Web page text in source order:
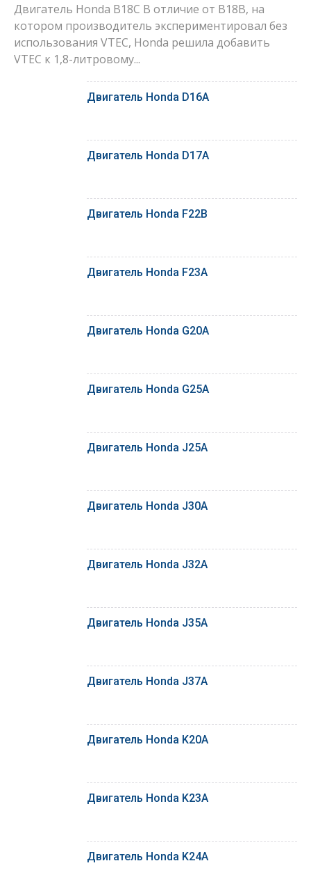
Двигатель Honda B18C В отличие от B18B, на
котором производитель экспериментировал без
использования VTEC, Honda решила добавить
VTEC к 1,8-литровому...
Двигатель Honda D16A
Двигатель Honda D17A
Двигатель Honda F22B
Двигатель Honda F23A
Двигатель Honda G20A
Двигатель Honda G25A
Двигатель Honda J25A
Двигатель Honda J30A
Двигатель Honda J32A
Двигатель Honda J35A
Двигатель Honda J37A
Двигатель Honda K20A
Двигатель Honda K23A
Двигатель Honda K24A